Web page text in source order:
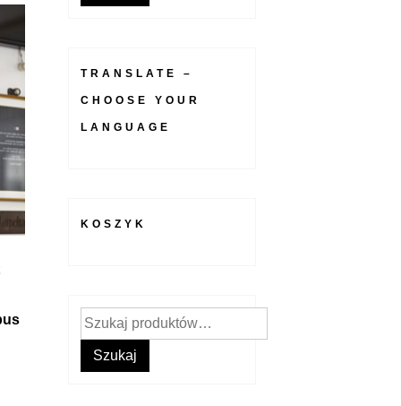
TRANSLATE –
CHOOSE YOUR
LANGUAGE
KOSZYK
Szukaj:
Szukaj